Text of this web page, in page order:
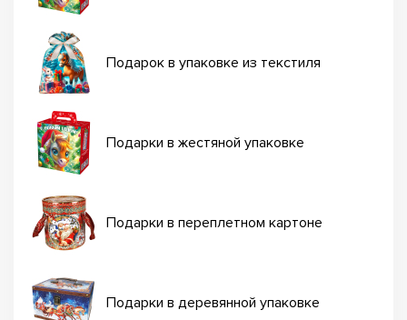
Подарок в упаковке из текстиля
Подарки в жестяной упаковке
Подарки в переплетном картоне
Подарки в деревянной упаковке